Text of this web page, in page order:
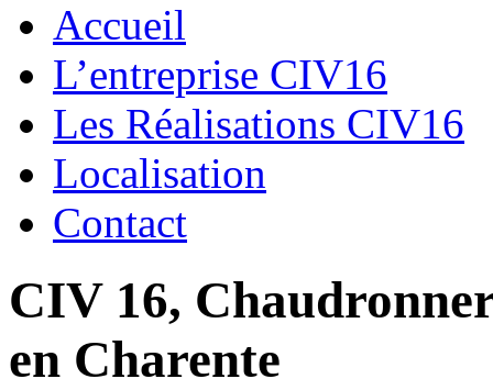
Accueil
L’entreprise CIV16
Les Réalisations CIV16
Localisation
Contact
CIV 16,
en Charente